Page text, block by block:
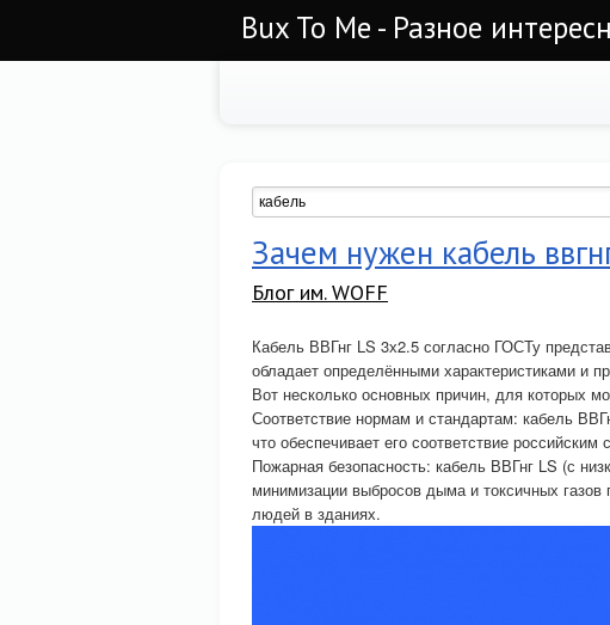
Bux To Me - Разное
Зачем нужен кабель
Блог им. WOFF
Кабель ВВГнг LS 3х2.5 согласно ГОСТу
обладает определёнными характеристиками и
Вот несколько основных причин, для которых
Соответствие нормам и стандартам: кабель
что обеспечивает его соответствие российским
Пожарная безопасность: кабель ВВГнг LS (с
минимизации выбросов дыма и токсичных
людей в зданиях.